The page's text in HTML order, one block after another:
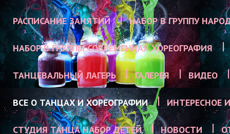
РАСПИСАНИЕ ЗАНЯТИЙ НАБОР В ГРУППУ
НАБОР В ГРУППЫ СОВРЕМЕННАЯ ХОРЕОГРАФИЯ
ТАНЦЕВАЛЬНЫЙ ЛАГЕРЬ ГАЛЕРЕЯ ВИДЕО
ВСЕ О ТАНЦАХ И ХОРЕОГРАФИИ ИНТЕРЕСНОЕ
СТУДИЯ ТАНЦА НАБОР ДЕТЕЙ НОВОСТИ